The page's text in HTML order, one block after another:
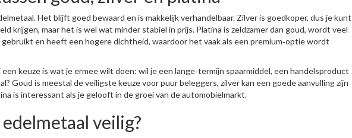
Het blijft goed bewaard en is makkelijk verhandelbaar. Zilver is goedkoper, dus je kunt
krijgen, maar het is wel wat minder stabiel in prijs. Platina is zeldzamer dan goud, wordt veel
en heeft een hogere dichtheid, waardoor het vaak als een premium‑optie wordt
keuze is wat je ermee wilt doen: wil je een lange‑termijn spaarmiddel, een handelsproduct
Goud is meestal de veiligste keuze voor puur beleggers, zilver kan een goede aanvulling zijn
is interessant als je gelooft in de groei van de automobielmarkt.
veilig?